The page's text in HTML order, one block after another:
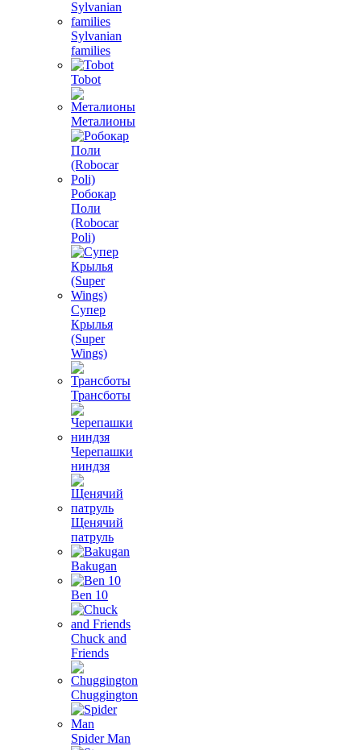
Sylvanian
families
Tobot
Металионы
Робокар
Поли
(Robocar
Poli)
Супер
Крылья
(Super
Wings)
Трансботы
Черепашки
ниндзя
Щенячий
патруль
Bakugan
Ben 10
Chuck and
Friends
Chuggington
Spider Man